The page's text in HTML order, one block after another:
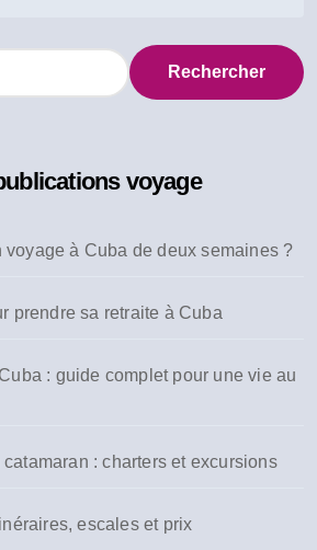
voyage
voyage à Cuba de deux semaines ?
prendre sa retraite à Cuba
: guide complet pour une vie au
: charters et excursions
escales et prix